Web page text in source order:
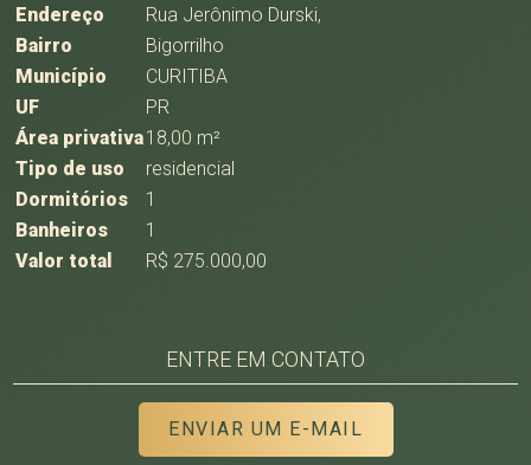
Endereço
Rua Jerônimo Durski,
Bairro
Bigorrilho
Município
CURITIBA
UF
PR
Área privativa18,00 m²
Tipo de uso
residencial
Dormitórios
1
Banheiros
1
Valor total
R$ 275.000,00
ENTRE EM CONTATO
ENVIAR UM E-MAIL